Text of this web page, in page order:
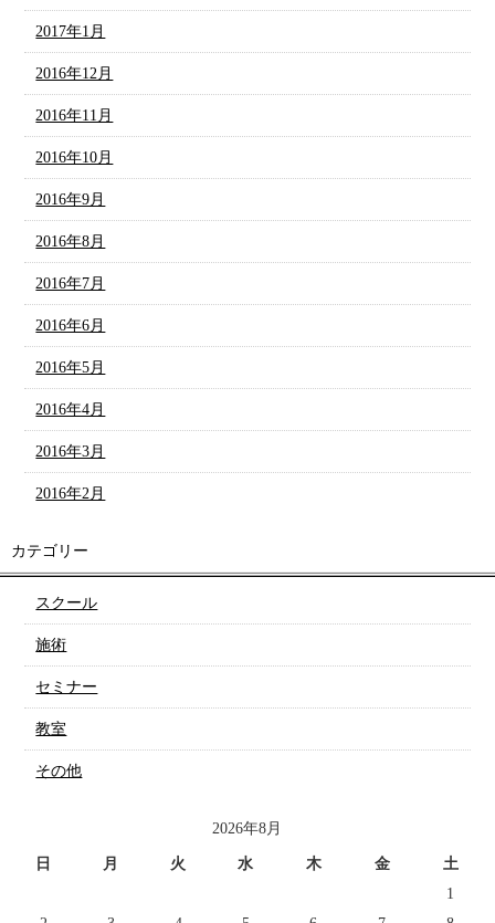
2017年1月
2016年12月
2016年11月
2016年10月
2016年9月
2016年8月
2016年7月
2016年6月
2016年5月
2016年4月
2016年3月
2016年2月
カテゴリー
スクール
施術
セミナー
教室
その他
2026年8月
日 月 火 水 木 金
土
1